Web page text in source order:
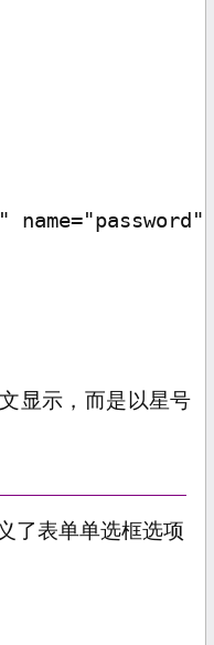
显示，而是以星号
了表单单选框选项